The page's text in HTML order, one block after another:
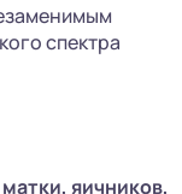
спектра
яичников,